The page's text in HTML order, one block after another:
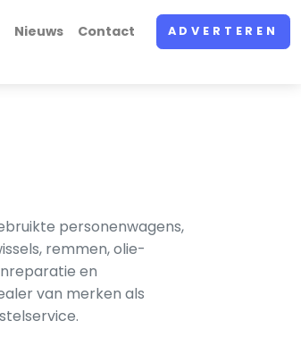
Nieuws Contact ADVERTEREN
personenwagens,
remmen, olie­
en
van merken als